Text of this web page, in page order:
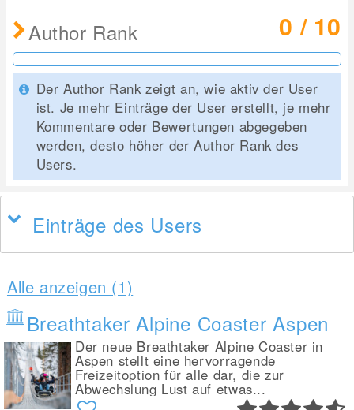
Author Rank 0 / 10
Der Author Rank zeigt an, wie aktiv der User
ist. Je mehr Einträge der User erstellt, je mehr
Kommentare oder Bewertungen abgegeben
werden, desto höher der Author Rank des
Users.
Einträge des Users
Alle anzeigen (1)
Breathtaker Alpine Coaster Aspen
Der neue Breathtaker Alpine Coaster in
Aspen stellt eine hervorragende
Freizeitoption für alle dar, die zur
Abwechslung Lust auf etwas...